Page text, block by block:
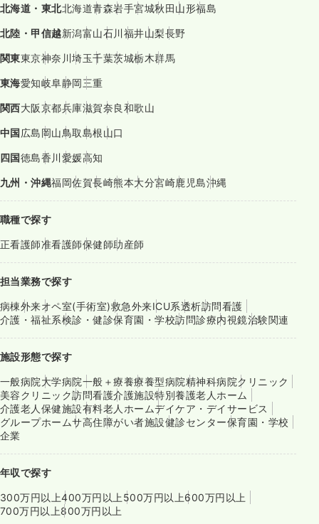
北海道・東北北海道青森岩手宮城秋田山形福島
北陸・甲信越新潟富山石川福井山梨長野
関東東京神奈川埼玉千葉茨城栃木群馬
東海愛知岐阜静岡三重
関西大阪京都兵庫滋賀奈良和歌山
中国広島岡山鳥取島根山口
四国徳島香川愛媛高知
九州・沖縄福岡佐賀長崎熊本大分宮崎鹿児島沖縄
職種で探す
正看護師准看護師保健師助産師
担当業務で探す
病棟外来オペ室(手術室)救急外来ICU系透析訪問看護
介護・福祉系検診・健診保育園・学校訪問診療内視鏡治験関連
施設形態で探す
一般病院大学病院一般＋療養療養型病院精神科病院クリニック
美容クリニック訪問看護介護施設特別養護老人ホーム
介護老人保健施設有料老人ホームデイケア・デイサービス
グループホームサ高住障がい者施設健診センター保育園・学校
企業
年収で探す
300万円以上400万円以上 500万円以上600万円以上
700万円以上800万円以上